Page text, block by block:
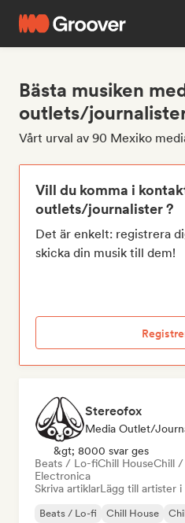
Bästa musiken
outlets/
Vårt urval av 90 Mexiko
Vill du komma i
outlets/journalister ?
Det är enkelt: registrera
skicka din musik till dem!
Stereofox
&gt; 8000 svar ges
Beats / Lo-fiChill HouseChill
Electronica
Skriva artiklarLägg till artister i
Beats / Lo-fi Chill House